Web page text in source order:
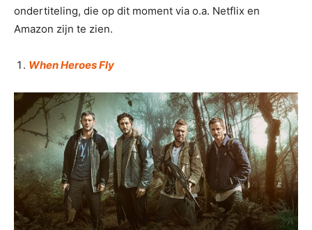
ondertiteling, die op dit moment via o.a. Netflix en
Amazon zijn te zien.
When Heroes Fly